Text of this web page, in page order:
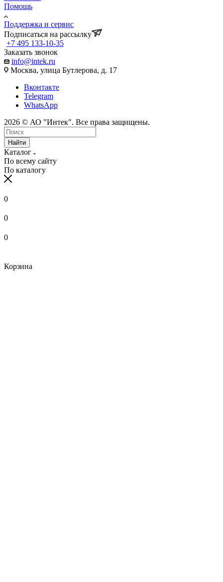
Помощь
Поддержка и сервис
Подписаться на рассылку
+7 495 133-10-35
Заказать звонок
info@intek.ru
Москва, улица Бутлерова, д. 17
Вконтакте
Telegram
WhatsApp
2026 © АО "Интек". Все права защищены.
Найти
Каталог
По всему сайту
По каталогу
0
0
0
Корзина